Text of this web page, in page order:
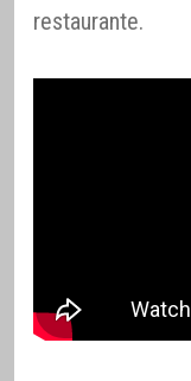
restaurante.